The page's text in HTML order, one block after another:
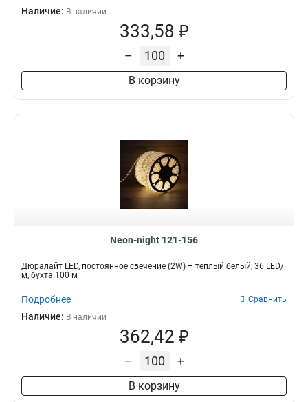
Наличие: В наличии
333,58 ₽
– +
В корзину
Neon-night 121-156
Дюралайт LED, постоянное свечение (2W) – теплый белый, 36 LED/
м, бухта 100 м
Подробнее Сравнить
Наличие: В наличии
362,42 ₽
– +
В корзину